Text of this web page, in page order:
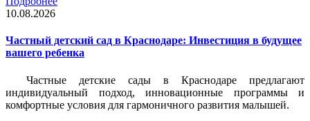
10.08.2026
Частный детский сад в Краснодаре: Инвестиция в будущее
вашего ребенка
Частные детские сады в Краснодаре предлагают
индивидуальный подход, инновационные программы и
комфортные условия для гармоничного развития малышей.